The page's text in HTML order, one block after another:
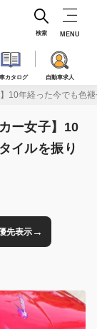
カタログ 自動車求人
検索 MENU
10年経った今でも色
ー女子】10
イルを振り
先表示→